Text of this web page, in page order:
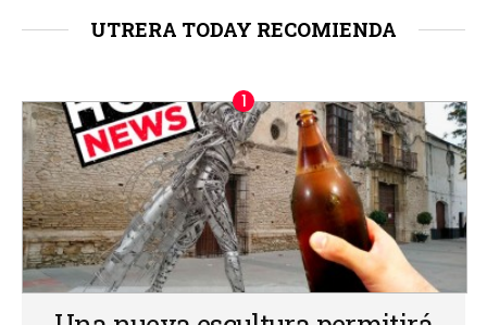
UTRERA TODAY RECOMIENDA